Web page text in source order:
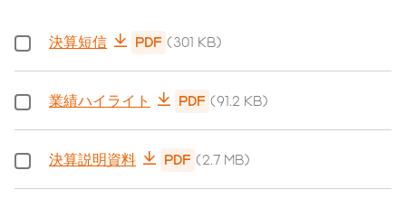
決算短信 PDF (301 KB)
業績ハイライト PDF (91.2 KB)
決算説明資料 PDF (2.7 MB)